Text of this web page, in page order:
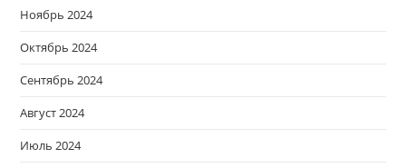
Ноябрь 2024
Октябрь 2024
Сентябрь 2024
Август 2024
Июль 2024